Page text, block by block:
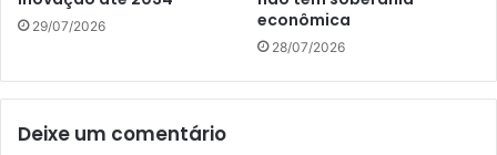
29/07/2026
econômica
28/07/2026
Deixe um comentário